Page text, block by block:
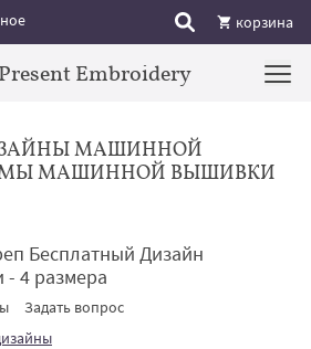
корзина
Embroidery
МАШИННОЙ
МАШИННОЙ ВЫШИВКИ
Бесплатный Дизайн
4 размера
Задать вопрос